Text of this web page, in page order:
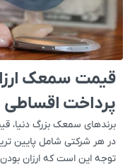
پرداخت اقساطی
برندهای سمعک بزرگ دنیا،
در هر شرکتی شامل پایین
توجه این است که ارزان